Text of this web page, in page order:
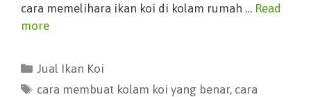
cara memelihara ikan koi di kolam rumah … Read
more
Jual Ikan Koi
cara membuat kolam koi yang benar, cara